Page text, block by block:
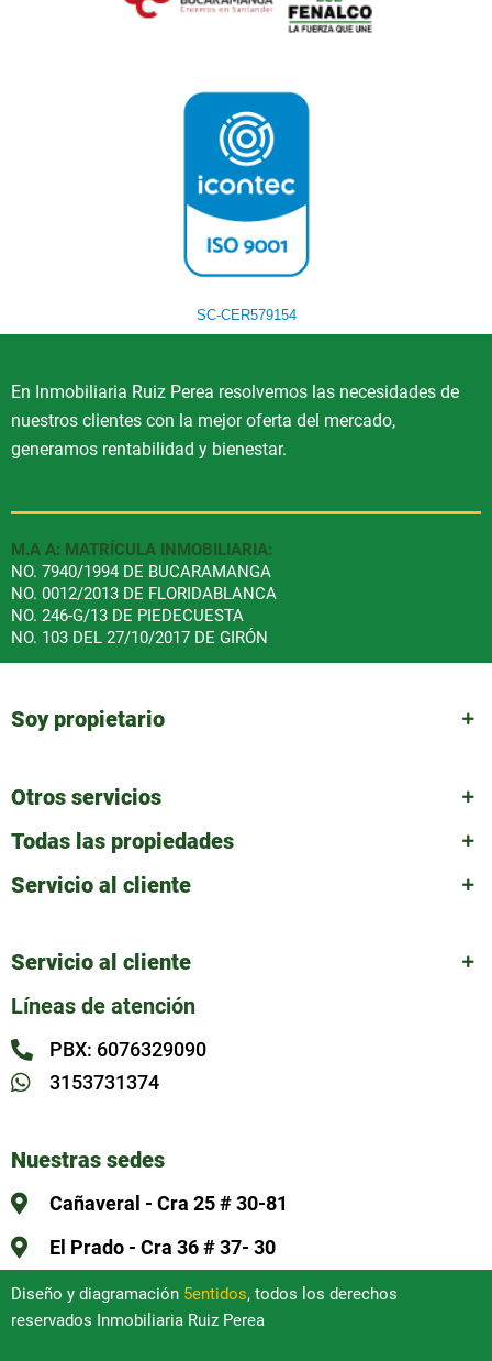
SC-CER579154
En Inmobiliaria Ruiz Perea resolvemos las necesidades de
nuestros clientes con la mejor oferta del mercado,
generamos rentabilidad y bienestar.
M.A A: MATRÍCULA INMOBILIARIA:
NO. 7940/1994 DE BUCARAMANGA
NO. 0012/2013 DE FLORIDABLANCA
NO. 246-G/13 DE PIEDECUESTA
NO. 103 DEL 27/10/2017 DE GIRÓN
Soy propietario
Otros servicios
Todas las propiedades
Servicio al cliente
Servicio al cliente
Líneas de atención
PBX: 6076329090
3153731374
Nuestras sedes
Cañaveral - Cra 25 # 30-81
El Prado - Cra 36 # 37- 30
Diseño y diagramación 5entidos, todos los derechos
reservados Inmobiliaria Ruiz Perea